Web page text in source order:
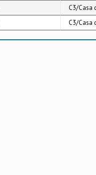
C3/Casa
C3/Casa